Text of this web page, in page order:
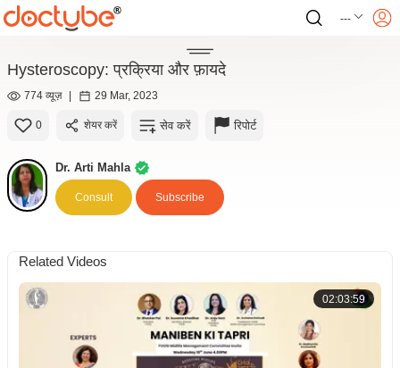
---
Hysteroscopy: प्रक्रिया और फ़ायदे
774 व्यूज़ | 29 Mar, 2023
0 शेयर करें सेव करें रिपोर्ट
Dr. Arti Mahla
Consult Subscribe
Related Videos
02:03:59